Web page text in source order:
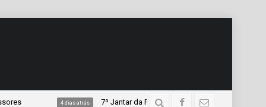
4 dias atrás 7º Jantar da Primavera da APAE promete noite de música,